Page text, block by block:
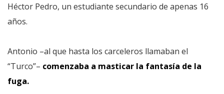
Héctor Pedro, un estudiante secundario de apenas 16
años.
Antonio –al que hasta los carceleros llamaban el
“Turco”– comenzaba a masticar la fantasía de la
fuga.